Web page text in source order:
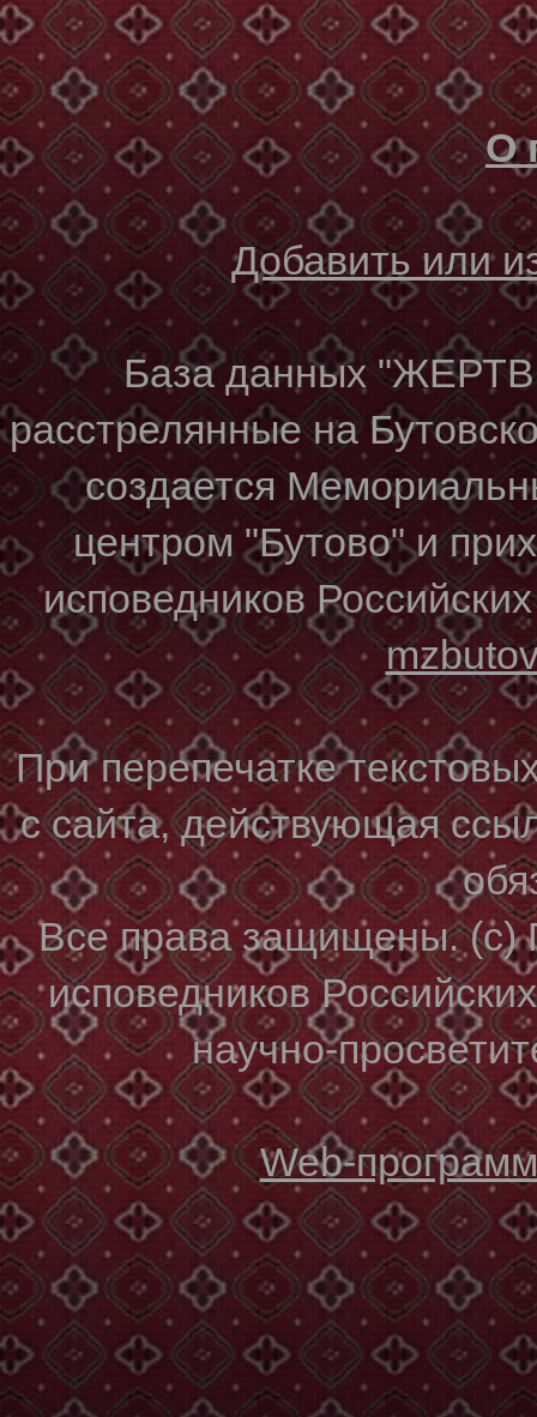
О
Добавить или
База данных
расстрелянные на
создается
центром "Бутово" и
исповедников
При перепечатке
с сайта, действующая
Все права защищены. (с)
исповедников
научно-
Web-